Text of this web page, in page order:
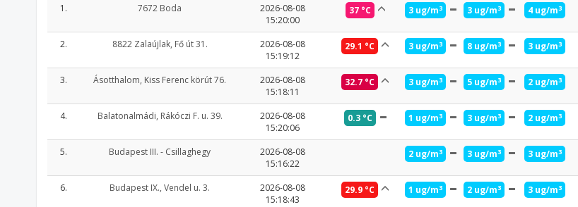
1. 7672 Boda
2026-08-08
15:20:00
37 °C 3 ug/m3 3 ug/m3 4 ug/m3
2.
8822 Zalaújlak, Fő út 31.
2026-08-08
15:19:12
29.1 °C 3 ug/m3 8 ug/m3 3 ug/m3
3.
Ásotthalom, Kiss Ferenc körút 76.
2026-08-08
15:18:11
32.7 °C 3 ug/m3 5 ug/m3 2 ug/m3
4.
Balatonalmádi, Rákóczi F. u. 39.
2026-08-08
15:20:06
0.3 °C 1 ug/m3 3 ug/m3 2 ug/m3
5. Budapest III. - Csillaghegy
2026-08-08
15:16:22
2 ug/m3 3 ug/m3 3 ug/m3
6. Budapest IX., Vendel u. 3.
2026-08-08
15:18:43
29.9 °C 1 ug/m3 2 ug/m3 3 ug/m3